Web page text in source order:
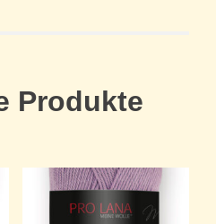
Produkte